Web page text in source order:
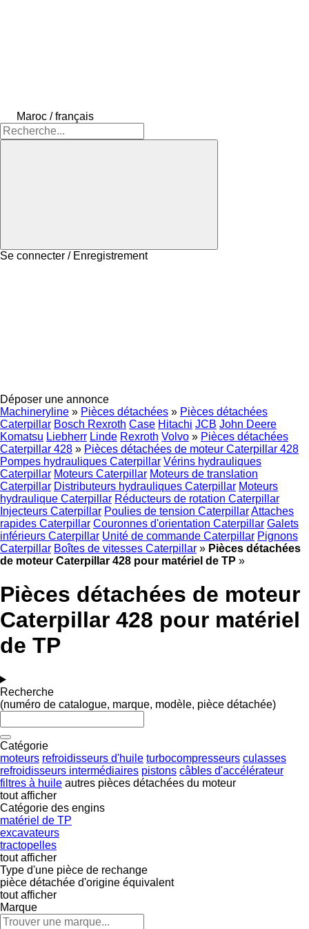
Maroc / français
Se connecter / Enregistrement
Déposer une annonce
Machineryline » Pièces détachées » Pièces détachées
Caterpillar Bosch Rexroth Case Hitachi JCB John Deere
Komatsu Liebherr Linde Rexroth Volvo » Pièces détachées
Caterpillar 428 » Pièces détachées de moteur Caterpillar 428
Pompes hydrauliques Caterpillar Vérins hydrauliques
Caterpillar Moteurs Caterpillar Moteurs de translation
Caterpillar Distributeurs hydrauliques Caterpillar Moteurs
hydraulique Caterpillar Réducteurs de rotation Caterpillar
Injecteurs Caterpillar Poulies de tension CaterpillarAttaches
rapides Caterpillar Couronnes d'orientation Caterpillar Galets
inférieurs Caterpillar Unité de commande Caterpillar Pignons
Caterpillar Boîtes de vitesses Caterpillar » Pièces détachées
de moteur Caterpillar 428 pour matériel de TP »
Pièces détachées de moteur
Caterpillar 428 pour matériel
de TP
Recherche
(numéro de catalogue, marque, modèle, pièce détachée)
Catégorie
moteurs refroidisseurs d'huile turbocompresseurs culasses
refroidisseurs intermédiaires pistons câbles d'accélérateur
filtres à huile autres pièces détachées du moteur
tout afficher
Catégorie des engins
matériel de TP
excavateurs
tractopelles
tout afficher
Type d'une pièce de rechange
pièce détachée d'origine équivalent
tout afficher
Marque